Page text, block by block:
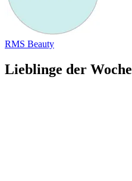
RMS Beauty
Lieblinge der Woche